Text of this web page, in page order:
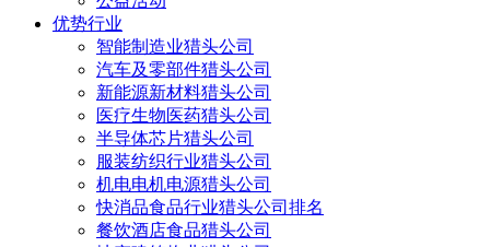
优势行业
智能制造业猎头公司
汽车及零部件猎头公司
新能源新材料猎头公司
医疗生物医药猎头公司
半导体芯片猎头公司
服装纺织行业猎头公司
机电电机电源猎头公司
快消品食品行业猎头公司排名
餐饮酒店食品猎头公司